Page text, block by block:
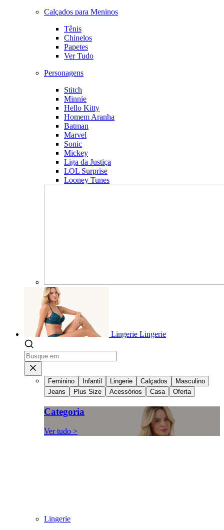
Calçados para Meninos
Tênis
Chinelos
Papetes
Ver Tudo
Personagens
Stitch
Minnie
Hello Kitty
Homem Aranha
Batman
Marvel
Sonic
Mickey
Liga da Justiça
LOL Surprise
Looney Tunes
Lingerie Lingerie
Feminino Infantil Lingerie Calçados
Masculino
Jeans
Plus Size Acessórios Casa Oferta
Categoria
Ver tudo >
Lingerie